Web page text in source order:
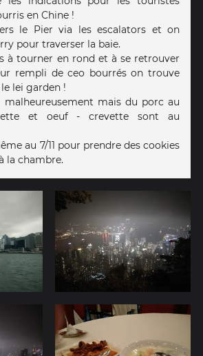
en Chine !
le Pier via les escalators et on
pour traverser la baie.
à tourner en rond et à se retrouver
rempli de ceo bourrés on trouve
lei garden !
mais du porc au
et oeuf - crevette sont au
au 7/11 pour prendre des cookies
la chambre.